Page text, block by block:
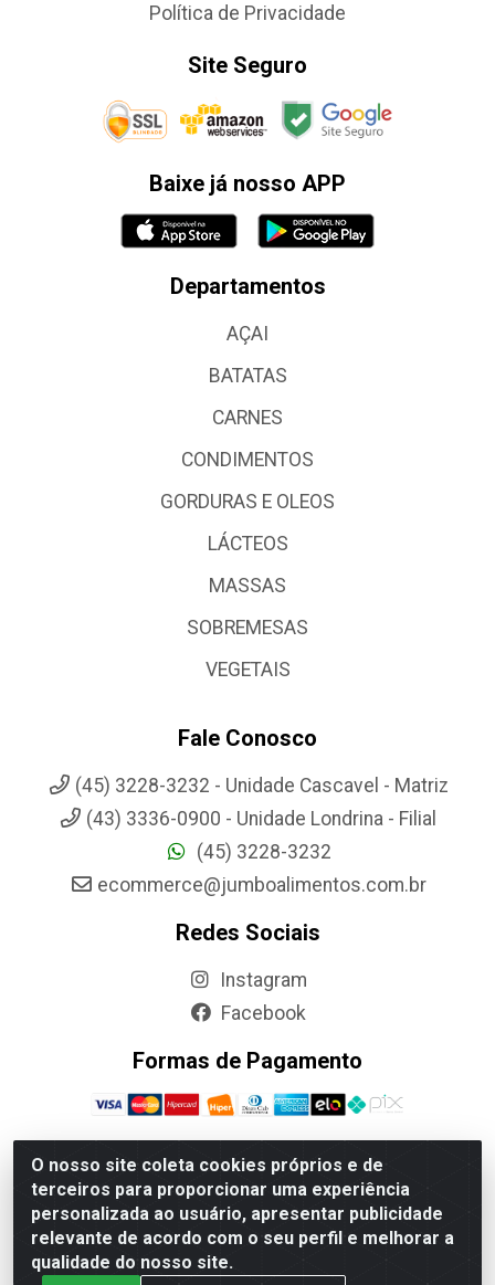
O nosso site coleta cookies próprios e de
terceiros para proporcionar uma experiência
personalizada ao usuário, apresentar publicidade
relevante de acordo com o seu perfil e melhorar a
qualidade do nosso site.
Política de Privacidade
Site Seguro
Baixe já nosso APP
Departamentos
AÇAI
BATATAS
CARNES
CONDIMENTOS
GORDURAS E OLEOS
LÁCTEOS
MASSAS
SOBREMESAS
VEGETAIS
Fale Conosco
(45) 3228-3232 - Unidade Cascavel - Matriz
(43) 3336-0900 - Unidade Londrina - Filial
(45) 3228-3232
ecommerce@jumboalimentos.com.br
Redes Sociais
Instagram
Facebook
Formas de Pagamento
Jumbo Alimentos Cascavel - Matriz - Rua Itatiba Do Sul,
161 - Santos Dumont, Cascavel-PR - CEP 85804-700-
CNPJ 85.522.043/0001-90